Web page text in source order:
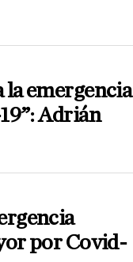
emergencia
Adrián
por Covid-